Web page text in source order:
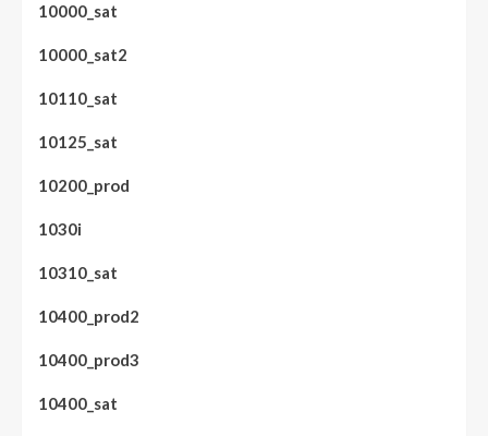
10000_sat
10000_sat2
10110_sat
10125_sat
10200_prod
1030i
10310_sat
10400_prod2
10400_prod3
10400_sat